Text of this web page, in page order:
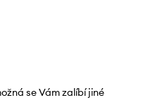
se Vám zalíbí jiné